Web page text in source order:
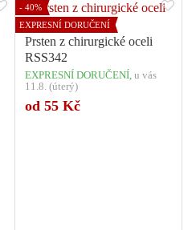
- 40%
EXPRESNÍ DORUČENÍ
Prsten z chirurgické oceli
RSS342
EXPRESNÍ DORUČENÍ, u vás
11.8. (úterý)
od 55 Kč